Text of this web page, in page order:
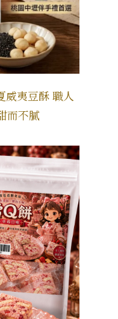
威夷豆酥 職人
而不膩